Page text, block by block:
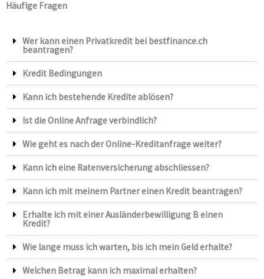
Häufige Fragen
Wer kann einen Privatkredit bei bestfinance.ch
beantragen?
Kredit Bedingungen
Kann ich bestehende Kredite ablösen?
Ist die Online Anfrage verbindlich?
Wie geht es nach der Online-Kreditanfrage weiter?
Kann ich eine Ratenversicherung abschliessen?
Kann ich mit meinem Partner einen Kredit beantragen?
Erhalte ich mit einer Ausländerbewilligung B einen
Kredit?
Wie lange muss ich warten, bis ich mein Geld erhalte?
Welchen Betrag kann ich maximal erhalten?